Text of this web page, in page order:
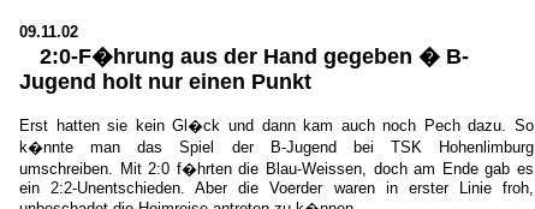
09.11.02
2:0-F�hrung aus der Hand gegeben � B-
Jugend holt nur einen Punkt
Erst hatten sie kein Gl�ck und dann kam auch noch Pech dazu. So
k�nnte man das Spiel der B-Jugend bei TSK Hohenlimburg
umschreiben. Mit 2:0 f�hrten die Blau-Weissen, doch am Ende gab es
ein 2:2-Unentschieden. Aber die Voerder waren in erster Linie froh,